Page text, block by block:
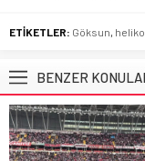
ETİKETLER: Göksun,
BENZER